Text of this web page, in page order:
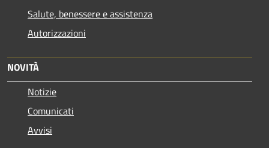
Salute, benessere e assistenza
Autorizzazioni
NOVITÀ
Notizie
Comunicati
Avvisi